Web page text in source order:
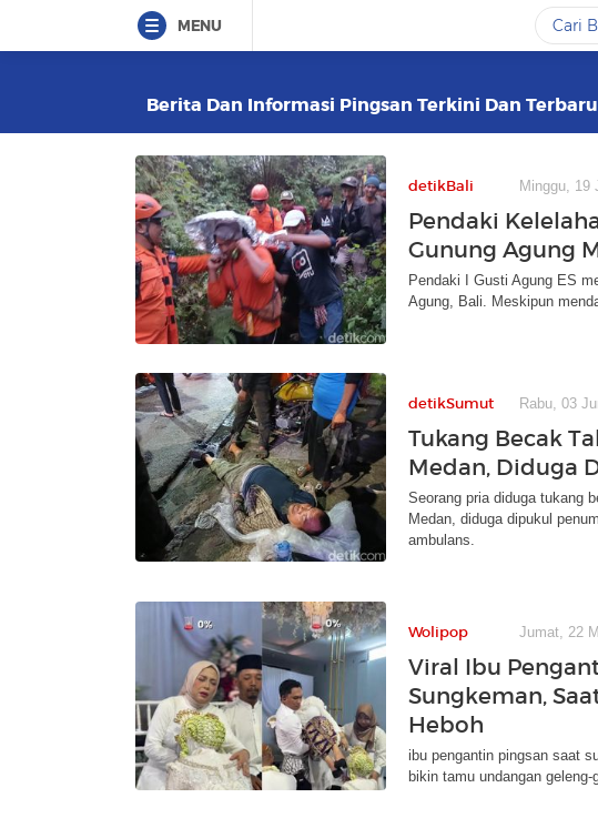
MENU
Berita Dan Informasi Pingsan Terkini Dan
detikBali Minggu, 19
Pendaki
Gunung Agung
Pendaki I Gusti Agung ES
Agung, Bali. Meskipun
detikSumut Rabu, 03
Tukang Becak
Medan, Diduga
Seorang pria diduga tukang
Medan, diduga dipukul
ambulans.
Wolipop Jumat, 22
Viral Ibu
Sungkeman,
Heboh
ibu pengantin pingsan saat
bikin tamu undangan geleng-